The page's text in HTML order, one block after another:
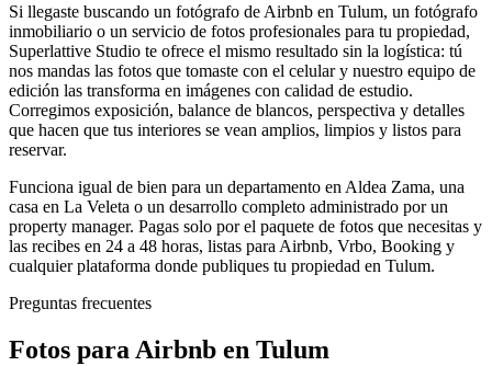
Si llegaste buscando un fotógrafo de Airbnb en Tulum, un fotógrafo
inmobiliario o un servicio de fotos profesionales para tu propiedad,
Superlattive Studio te ofrece el mismo resultado sin la logística: tú
nos mandas las fotos que tomaste con el celular y nuestro equipo de
edición las transforma en imágenes con calidad de estudio.
Corregimos exposición, balance de blancos, perspectiva y detalles
que hacen que tus interiores se vean amplios, limpios y listos para
reservar.
Funciona igual de bien para un departamento en Aldea Zama, una
casa en La Veleta o un desarrollo completo administrado por un
property manager. Pagas solo por el paquete de fotos que necesitas y
las recibes en 24 a 48 horas, listas para Airbnb, Vrbo, Booking y
cualquier plataforma donde publiques tu propiedad en Tulum.
Preguntas frecuentes
Fotos para Airbnb en Tulum